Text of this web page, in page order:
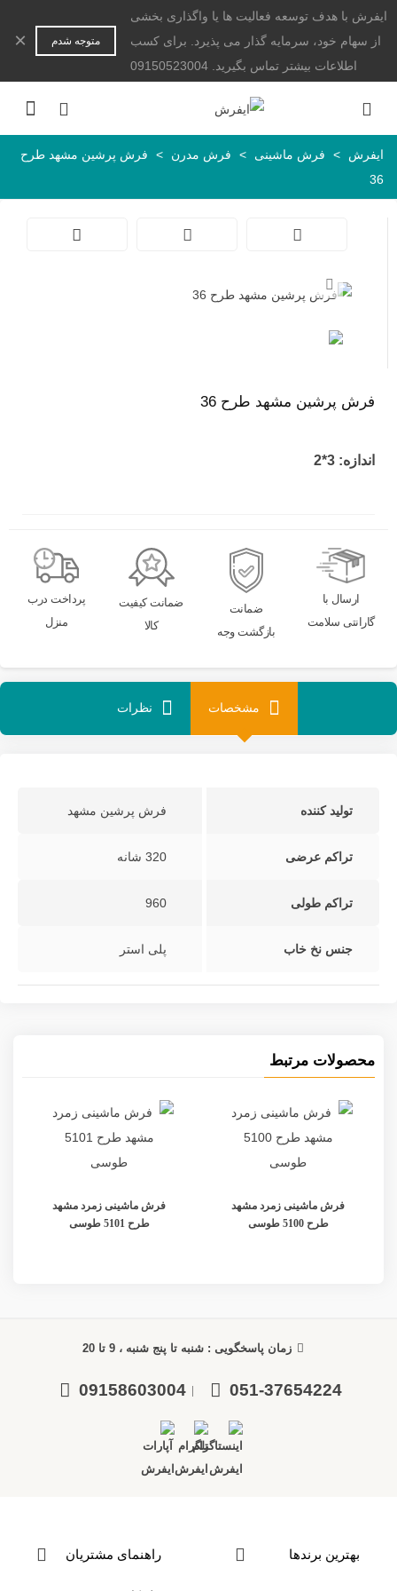
ایفرش با هدف توسعه فعالیت ها یا واگذاری بخشی
از سهام خود، سرمایه گذار می پذیرد. برای کسب
اطلاعات بیشتر تماس بگیرید. 09150523004
متوجه شدم ×
ایفرش > فرش ماشینی > فرش مدرن >
فرش پرشین مشهد طرح
36
فرش پرشین مشهد طرح 36
اندازه: 3*2
ارسال با
گارانتی سلامت
ضمانت
بازگشت وجه
ضمانت کیفیت
کالا
پرداخت درب
منزل
مشخصات نظرات
تولید کننده فرش پرشین مشهد
تراکم عرضی 320 شانه
تراکم طولی 960
جنس نخ خاب پلی استر
محصولات مرتبط
فرش ماشینی زمرد مشهد
طرح 5100 طوسی
فرش ماشینی زمرد مشهد
طرح 5101 طوسی
زمان پاسخگویی : شنبه تا پنج شنبه ، 9 تا 20
051-37654224
|
09158603004
بهترین برندها راهنمای مشتریان